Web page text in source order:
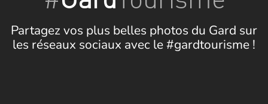
Partagez vos plus belles photos du Gard sur
les réseaux sociaux avec le #gardtourisme !